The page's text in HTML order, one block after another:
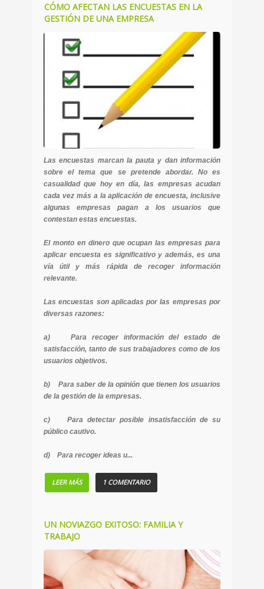
CÓMO AFECTAN LAS ENCUESTAS EN LA
GESTIÓN DE UNA EMPRESA
Las encuestas marcan la pauta y dan información
sobre el tema que se pretende abordar. No es
casualidad que hoy en día, las empresas acudan
cada vez más a la aplicación de encuesta, inclusive
algunas empresas pagan a los usuarios que
contestan estas encuestas.
El monto en dinero que ocupan las empresas para
aplicar encuesta es significativo y además, es una
vía útil y más rápida de recoger información
relevante.
Las encuestas son aplicadas por las empresas por
diversas razones:
a) Para recoger información del estado de
satisfacción, tanto de sus trabajadores como de los
usuarios objetivos.
b) Para saber de la opinión que tienen los usuarios
de la gestión de la empresas.
c) Para detectar posible insatisfacción de su
público cautivo.
d) Para recoger ideas u...
LEER MÁS 1 COMENTARIO
UN NOVIAZGO EXITOSO: FAMILIA Y
TRABAJO